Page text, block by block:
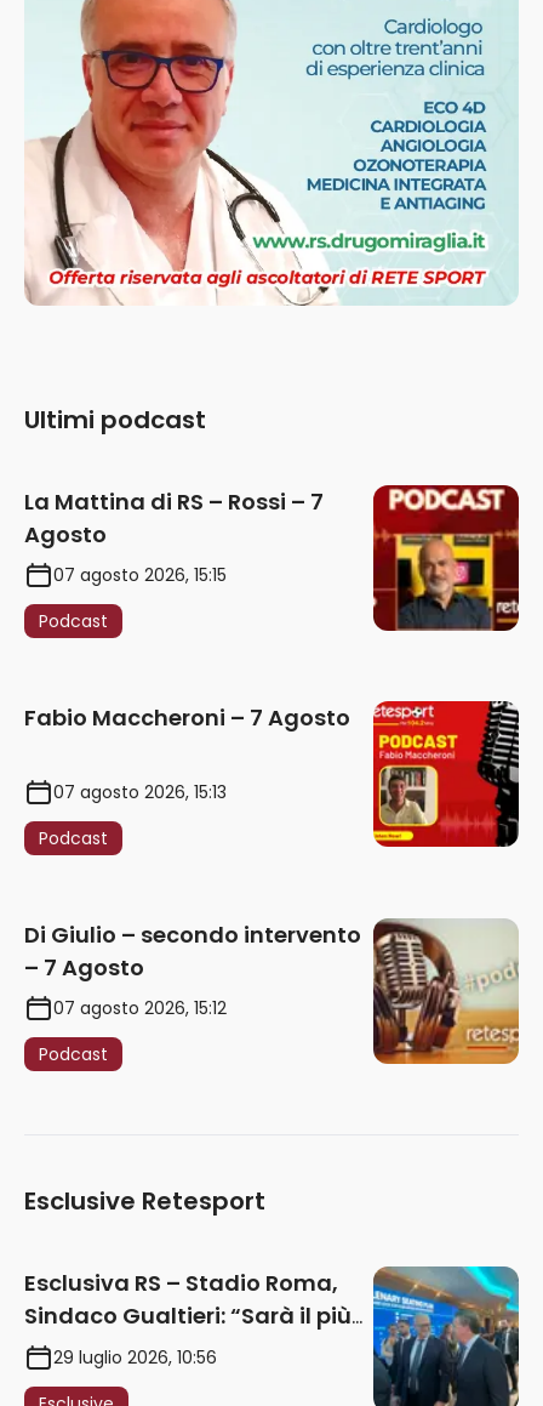
Ultimi podcast
La Mattina di RS – Rossi – 7
Agosto
07 agosto 2026, 15:15
Podcast
Fabio Maccheroni – 7 Agosto
07 agosto 2026, 15:13
Podcast
Di Giulio – secondo intervento
– 7 Agosto
07 agosto 2026, 15:12
Podcast
Esclusive Retesport
Esclusiva RS – Stadio Roma,
Sindaco Gualtieri: “Sarà il più
iconico del mondo. Assoluta
unità politica. Prima pietra nel
29 luglio 2026, 10:56